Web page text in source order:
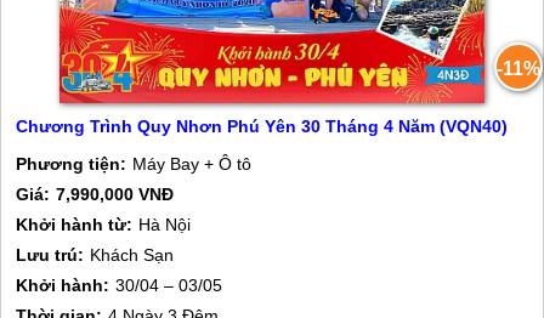
-11%
Chương Trình Quy Nhơn Phú Yên 30 Tháng 4 Năm (VQN40)
Phương tiện: Máy Bay + Ô tô
Giá: 7,990,000 VNĐ
Khởi hành từ: Hà Nội
Lưu trú: Khách Sạn
Khởi hành: 30/04 – 03/05